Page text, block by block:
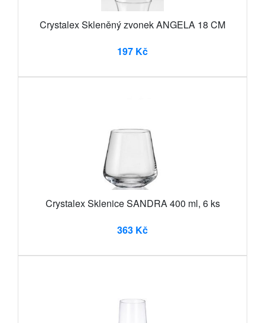
Crystalex Skleněný zvonek ANGELA 18 CM
197 Kč
Crystalex Sklenice SANDRA 400 ml, 6 ks
363 Kč